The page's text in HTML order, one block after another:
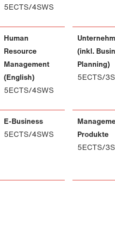
5ECTS/4SWS
Human
Resource
Management
(English)
5ECTS/4SWS
(inkl.
Planning)
5ECTS/
E-Business
5ECTS/4SWS
Produkte
5ECTS/